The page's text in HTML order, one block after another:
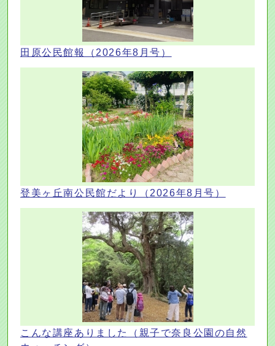
田原公民館報（2026年8月号）
登美ヶ丘南公民館だより（2026年8月号）
こんな講座ありました（親子で奈良公園の自然